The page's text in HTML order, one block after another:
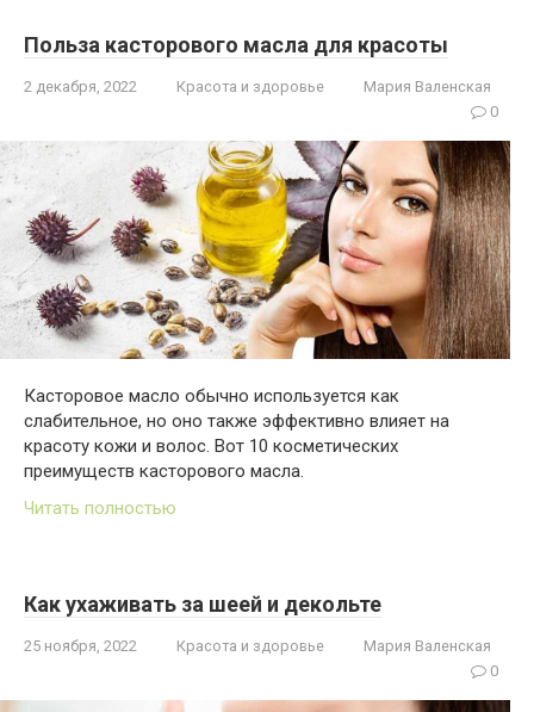
Польза касторового масла для красоты
2 декабря, 2022 Красота и здоровье
Мария Валенская
0
Касторовое масло обычно используется как
слабительное, но оно также эффективно влияет на
красоту кожи и волос. Вот 10 косметических
преимуществ касторового масла.
Читать полностью
Как ухаживать за шеей и декольте
25 ноября, 2022 Красота и здоровье
Мария Валенская
0